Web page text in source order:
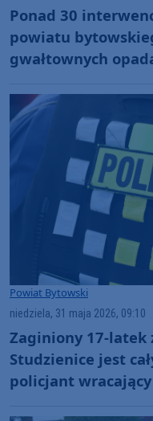
Ponad 30
powiatu
gwałtownych
Powiat Bytowski
niedziela, 31 maja 2026, 09:10
Zaginiony 17-latek
Studzienice jest
policjant wracający